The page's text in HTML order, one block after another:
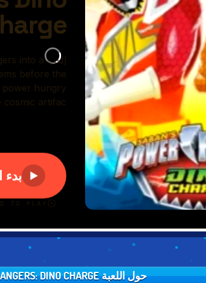
حول اللعبة POWER RANGERS: DINO CHARGE